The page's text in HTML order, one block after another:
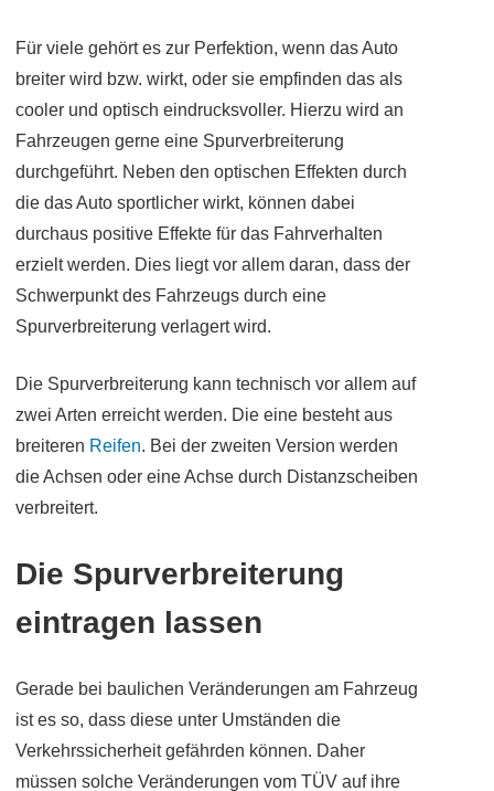
Für viele gehört es zur Perfektion, wenn das Auto
breiter wird bzw. wirkt, oder sie empfinden das als
cooler und optisch eindrucksvoller. Hierzu wird an
Fahrzeugen gerne eine Spurverbreiterung
durchgeführt. Neben den optischen Effekten durch
die das Auto sportlicher wirkt, können dabei
durchaus positive Effekte für das Fahrverhalten
erzielt werden. Dies liegt vor allem daran, dass der
Schwerpunkt des Fahrzeugs durch eine
Spurverbreiterung verlagert wird.
Die Spurverbreiterung kann technisch vor allem auf
zwei Arten erreicht werden. Die eine besteht aus
breiteren Reifen. Bei der zweiten Version werden
die Achsen oder eine Achse durch Distanzscheiben
verbreitert.
Die Spurverbreiterung
eintragen lassen
Gerade bei baulichen Veränderungen am Fahrzeug
ist es so, dass diese unter Umständen die
Verkehrssicherheit gefährden können. Daher
müssen solche Veränderungen vom TÜV auf ihre